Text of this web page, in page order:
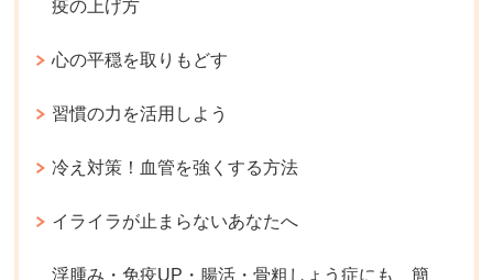
疫の上げ方
心の平穏を取りもどす
習慣の力を活用しよう
冷え対策！血管を強くする方法
イライラが止まらないあなたへ
浮腫み・免疫UP・腸活・骨粗しょう症にも 簡